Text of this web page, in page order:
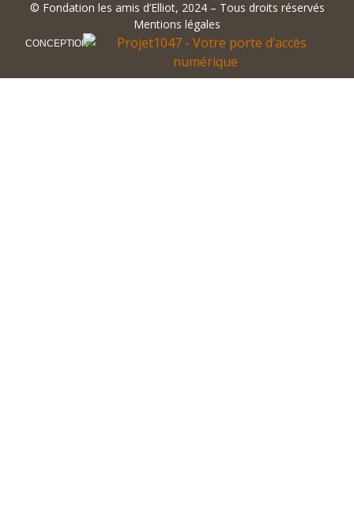
© Fondation les amis d’Elliot, 2024 – Tous droits réservés
Mentions légales
CONCEPTION